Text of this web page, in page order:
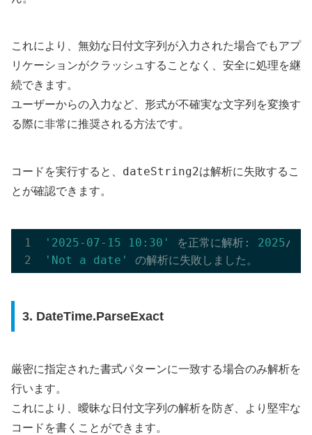
これにより、無効な日付文字列が入力された場合でもアプ
リケーションがクラッシュすることなく、安全に処理を継
続できます。
ユーザーからの入力など、形式が不確実な文字列を変換す
る際に非常に推奨される方法です。
コードを実行すると、 dateString2は解析に失敗するこ
とが確認できます。
'2025-07-15 10:30' を正常に解析: 2025/
'Not a date'
3. DateTime.ParseExact
厳密に指定された書式パターンに一致する場合のみ解析を
行います。
これにより、曖昧な日付文字列の解析を防ぎ、より堅牢な
コードを書くことができます。